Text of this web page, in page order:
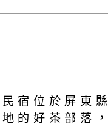
宿位於屏東
的好茶部落